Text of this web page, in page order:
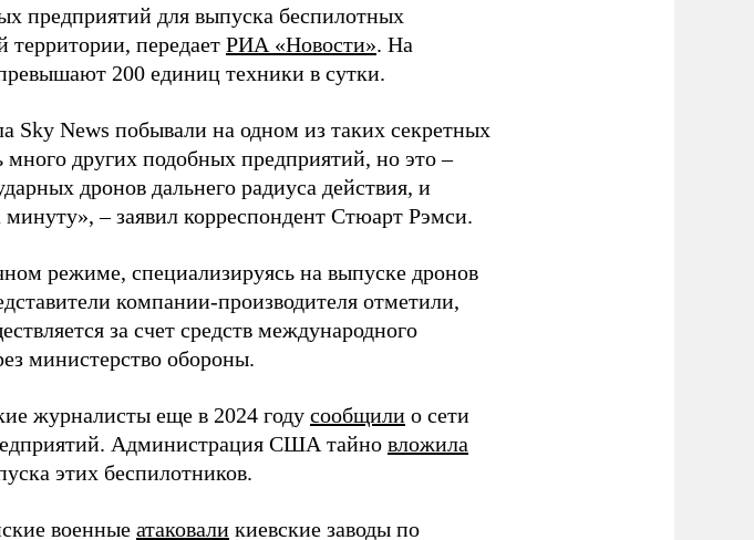
предприятий для выпуска беспилотных
территории, передает РИА «Новости». На
200 единиц техники в сутки.
Sky News побывали на одном из таких секретных
много других подобных предприятий, но это –
дронов дальнего радиуса действия, и
минуту», – заявил корреспондент Стюарт Рэмси.
режиме, специализируясь на выпуске дронов
компании-производителя отметили,
за счет средств международного
министерство обороны.
журналисты еще в 2024 году сообщили о сети
Администрация США тайно вложила
этих беспилотников.
военные атаковали киевские заводы по